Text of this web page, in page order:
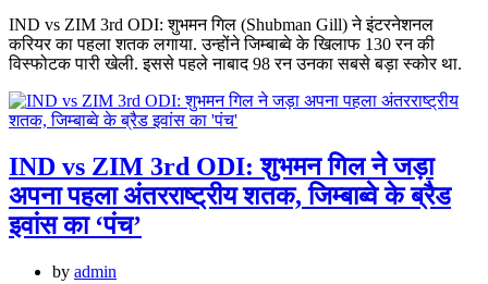
IND vs ZIM 3rd ODI: शुभमन गिल (Shubman Gill) ने इंटरनेशनल
करियर का पहला शतक लगाया. उन्होंने जिम्बाब्वे के खिलाफ 130 रन की
विस्फोटक पारी खेली. इससे पहले नाबाद 98 रन उनका सबसे बड़ा स्कोर था.
IND vs ZIM 3rd ODI: शुभमन गिल ने जड़ा
अपना पहला अंतरराष्ट्रीय शतक, जिम्बाब्वे के ब्रैड
इवांस का ‘पंच’
by admin